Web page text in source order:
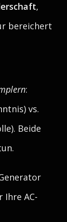
,
bereichert
:
vs.
Beide
Ihre AC-